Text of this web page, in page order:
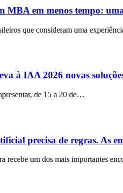
MBA em menos tempo:
que consideram uma
à IAA 2026 novas
de 15 a 20 de…
precisa de regras. As
recebe um dos mais importantes